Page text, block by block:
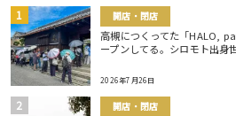
開店・閉店
高槻につくってた「HALO,
ープンしてる。シロモト出身
2026年7月26日
開店・閉店